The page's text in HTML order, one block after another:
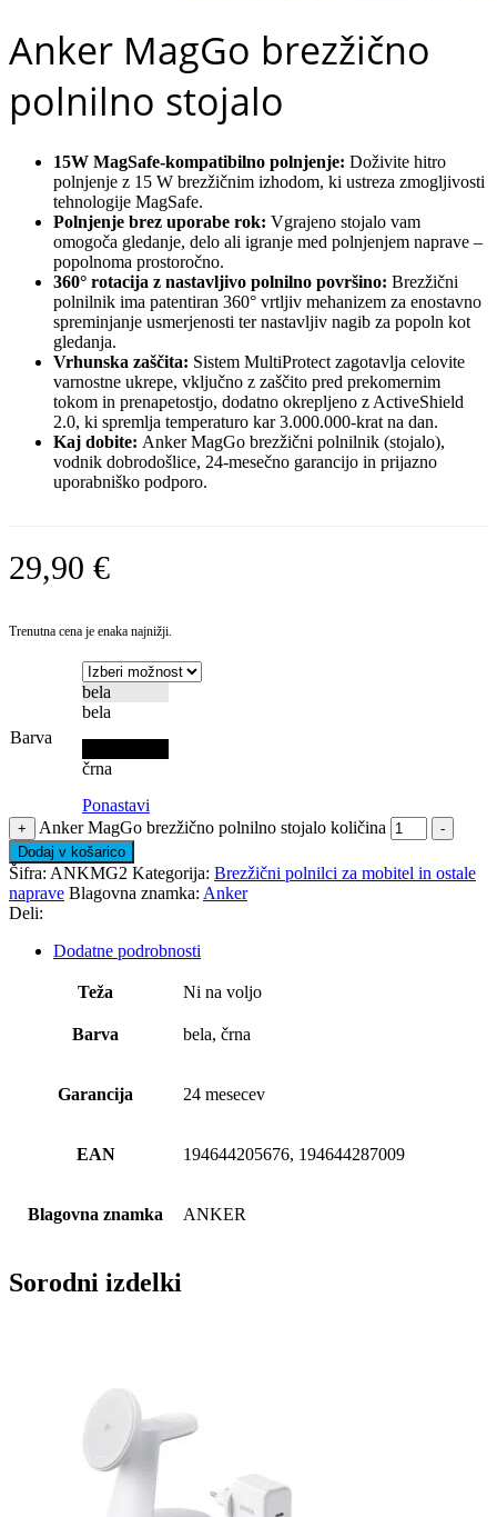
Anker MagGo brezžično
polnilno stojalo
15W MagSafe-kompatibilno polnjenje: Doživite hitro
polnjenje z 15 W brezžičnim izhodom, ki ustreza zmogljivosti
tehnologije MagSafe.
Polnjenje brez uporabe rok: Vgrajeno stojalo vam
omogoča gledanje, delo ali igranje med polnjenjem naprave –
popolnoma prostoročno.
360° rotacija z nastavljivo polnilno površino: Brezžični
polnilnik ima patentiran 360° vrtljiv mehanizem za enostavno
spreminjanje usmerjenosti ter nastavljiv nagib za popoln kot
gledanja.
Vrhunska zaščita: Sistem MultiProtect zagotavlja celovite
varnostne ukrepe, vključno z zaščito pred prekomernim
tokom in prenapetostjo, dodatno okrepljeno z ActiveShield
2.0, ki spremlja temperaturo kar 3.000.000-krat na dan.
Kaj dobite: Anker MagGo brezžični polnilnik (stojalo),
vodnik dobrodošlice, 24-mesečno garancijo in prijazno
uporabniško podporo.
29,90 €
Trenutna cena je enaka najnižji.
Barva
bela
bela
črna
Ponastavi
+ Anker MagGo brezžično polnilno stojalo količina
-
Dodaj v košarico
Šifra: ANKMG2 Kategorija: Brezžični polnilci za mobitel in ostale
naprave Blagovna znamka: Anker
Deli:
Dodatne podrobnosti
Teža Ni na voljo
Barva bela, črna
Garancija 24 mesecev
EAN 194644205676, 194644287009
Blagovna znamka ANKER
Sorodni izdelki